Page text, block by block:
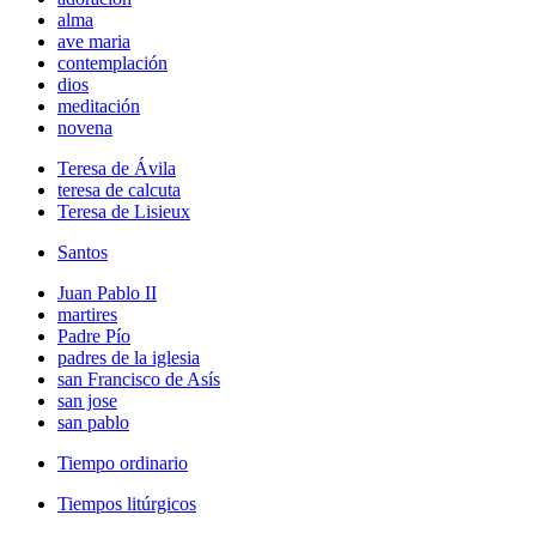
alma
ave maria
contemplación
dios
meditación
novena
Teresa de Ávila
teresa de calcuta
Teresa de Lisieux
Santos
Juan Pablo II
martires
Padre Pío
padres de la iglesia
san Francisco de Asís
san jose
san pablo
Tiempo ordinario
Tiempos litúrgicos